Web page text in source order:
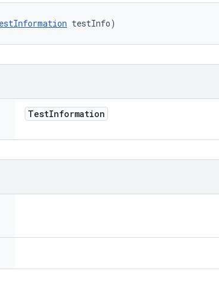
testInfo)
TestInformation